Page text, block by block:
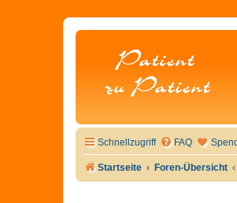
Schnellzugriff FAQ
Startseite Foren-Übersicht